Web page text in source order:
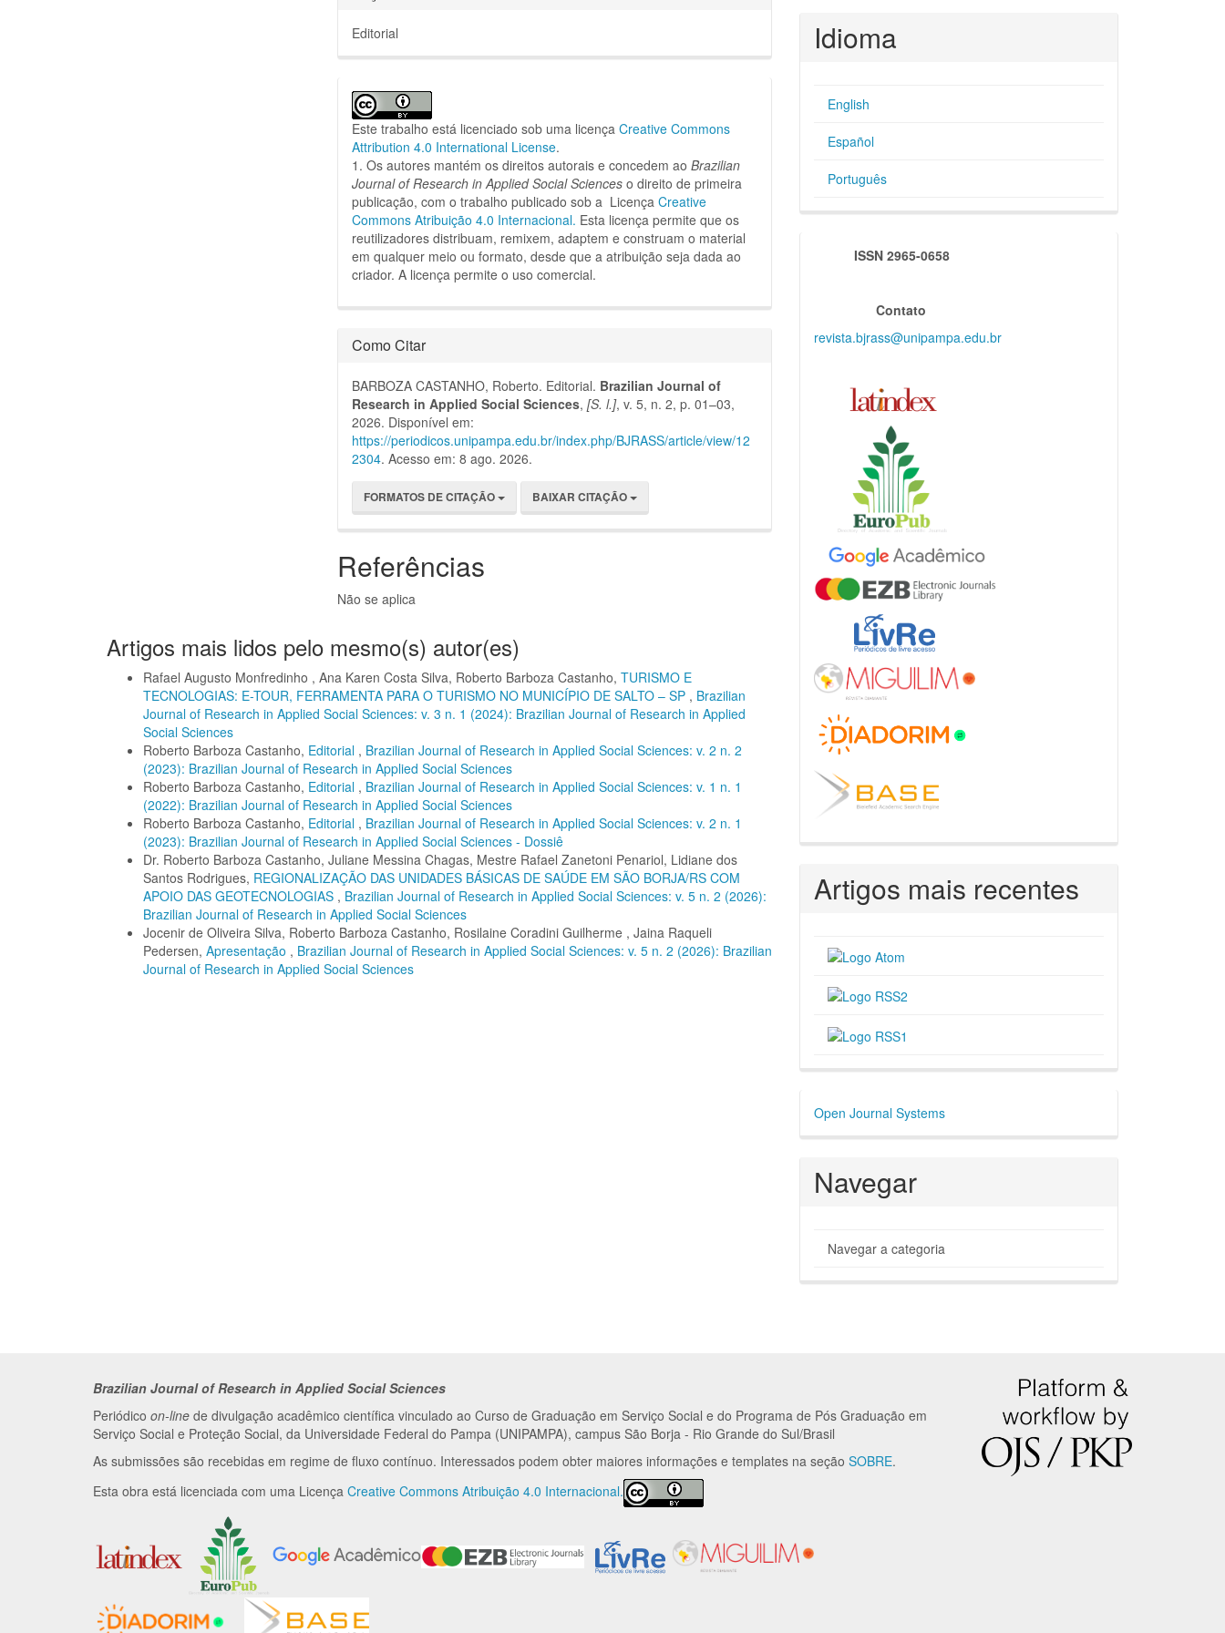
Editorial
Este trabalho está licenciado sob uma licençaCreative Commons
Attribution 4.0 International License.
1. Os autores mantém os direitos autorais e concedem aoBrazilian
Journal of Research in Applied Social Scienceso direito de primeira
publicação, com o trabalho publicado sob a LicençaCreative
Commons Atribuição 4.0 Internacional. Esta licença permite que os
reutilizadores distribuam, remixem, adaptem e construam o material
em qualquer meio ou formato, desde que a atribuição seja dada ao
criador.A licença permite o uso comercial.
Como Citar
BARBOZA CASTANHO, Roberto. Editorial. Brazilian Journal of
Research in Applied Social Sciences,[S. l.], v. 5, n. 2, p. 01–03,
2026. Disponível em:
https://periodicos.unipampa.edu.br/index.php/BJRASS/article/view/12
2304. Acesso em: 8 ago. 2026.
FORMATOS DE CITAÇÃO BAIXAR CITAÇÃO
Referências
Não se aplica
Artigos mais lidos pelo mesmo(s) autor(es)
Rafael Augusto Monfredinho , Ana Karen Costa Silva, Roberto Barboza Castanho, TURISMO E
TECNOLOGIAS: E-TOUR, FERRAMENTA PARA O TURISMO NO MUNICÍPIO DE SALTO – SP , Brazilian
Journal of Research in Applied Social Sciences: v. 3 n. 1 (2024): Brazilian Journal of Research in Applied
Social Sciences
Roberto Barboza Castanho, Editorial , Brazilian Journal of Research in Applied Social Sciences: v. 2 n. 2
(2023): Brazilian Journal of Research in Applied Social Sciences
Roberto Barboza Castanho, Editorial , Brazilian Journal of Research in Applied Social Sciences: v. 1 n. 1
(2022): Brazilian Journal of Research in Applied Social Sciences
Roberto Barboza Castanho, Editorial , Brazilian Journal of Research in Applied Social Sciences: v. 2 n. 1
(2023): Brazilian Journal of Research in Applied Social Sciences - Dossiê
Dr. Roberto Barboza Castanho, Juliane Messina Chagas, Mestre Rafael Zanetoni Penariol, Lidiane dos
Santos Rodrigues, REGIONALIZAÇÃO DAS UNIDADES BÁSICAS DE SAÚDE EM SÃO BORJA/RS COM
APOIO DAS GEOTECNOLOGIAS , Brazilian Journal of Research in Applied Social Sciences: v. 5 n. 2 (2026):
Brazilian Journal of Research in Applied Social Sciences
Jocenir de Oliveira Silva, Roberto Barboza Castanho, Rosilaine Coradini Guilherme , Jaina Raqueli
Pedersen, Apresentação , Brazilian Journal of Research in Applied Social Sciences: v. 5 n. 2 (2026): Brazilian
Journal of Research in Applied Social Sciences
Idioma
English
Español
Português
indexadores
ISSN 2965-0658
Contato
revista.bjrass@unipampa.edu.br
Artigos mais recentes
Desenvolvido
por
Open Journal Systems
Navegar
Navegar a categoria
Brazilian Journal of Research in Applied Social Sciences
Periódico on-line de divulgação acadêmico científica vinculado ao Curso de Graduação em Serviço Social e do Programa de Pós Graduação em
Serviço Social e Proteção Social, da Universidade Federal do Pampa (UNIPAMPA), campus São Borja - Rio Grande do Sul/Brasil
As submissões são recebidas em regime de fluxo contínuo. Interessados podem obter maiores informações e templates na seção SOBRE.
Esta obra está licenciada com uma Licença Creative Commons Atribuição 4.0 Internacional.